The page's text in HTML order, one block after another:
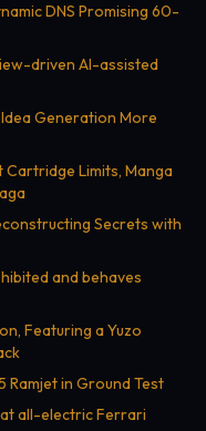
DNS Promising 60-
driven AI-assisted
Generation More
Limits, Manga
Secrets with
and behaves
Featuring a Yuzo
Ramjet in Ground Test
all-electric Ferrari